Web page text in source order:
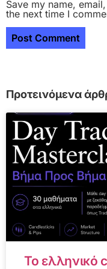
Save my name,
the next time I
Προτεινόμενα
Το ελληνικό